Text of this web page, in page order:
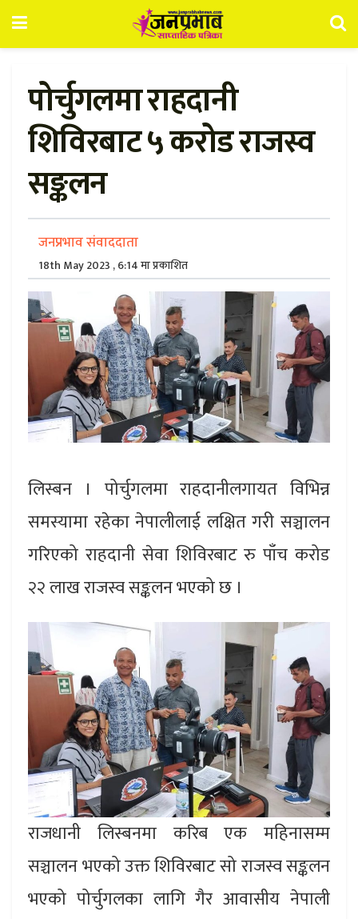
पोर्चुगलमा राहदानी
शिविरबाट ५ करोड राजस्व
सङ्कलन
जनप्रभाव संवाददाता
18th May 2023 , 6:14 मा प्रकाशित
लिस्बन । पोर्चुगलमा राहदानीलगायत विभिन्न
समस्यामा रहेका नेपालीलाई लक्षित गरी सञ्चालन
गरिएको राहदानी सेवा शिविरबाट रु पाँच करोड
२२ लाख राजस्व सङ्कलन भएको छ ।
राजधानी लिस्बनमा करिब एक महिनासम्म
सञ्चालन भएको उक्त शिविरबाट सो राजस्व सङ्कलन
भएको पोर्चुगलका लागि गैर आवासीय नेपाली